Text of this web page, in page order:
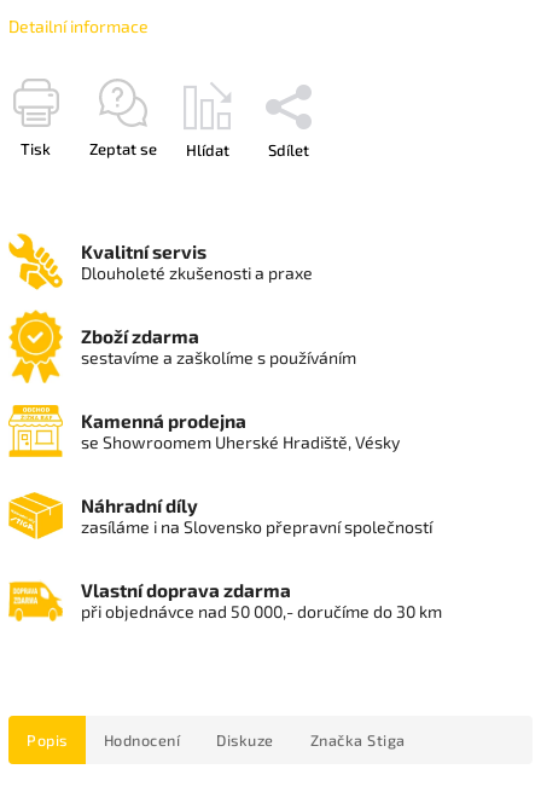
Detailní informace
Tisk Zeptat se Hlídat Sdílet
Kvalitní servis
Dlouholeté zkušenosti a praxe
Zboží zdarma
sestavíme a zaškolíme s používáním
Kamenná prodejna
se Showroomem Uherské Hradiště, Vésky
Náhradní díly
zasíláme i na Slovensko přepravní společností
Vlastní doprava zdarma
při objednávce nad 50 000,- doručíme do 30 km
Popis Hodnocení Diskuze Značka Stiga